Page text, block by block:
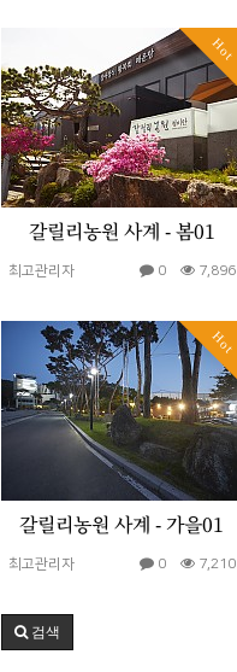
Hot
갈릴리농원 사계 - 봄01
최고관리자 0 7,896
Hot
갈릴리농원 사계 - 가을01
최고관리자 0 7,210
검색